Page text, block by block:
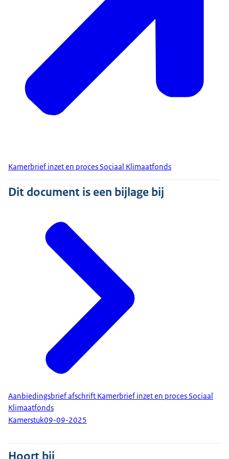
Kamerbrief inzet en proces Sociaal Klimaatfonds
Dit document is een bijlage bij
Aanbiedingsbrief afschrift Kamerbrief inzet en proces Sociaal
Klimaatfonds
Kamerstuk09-09-2025
Hoort bij